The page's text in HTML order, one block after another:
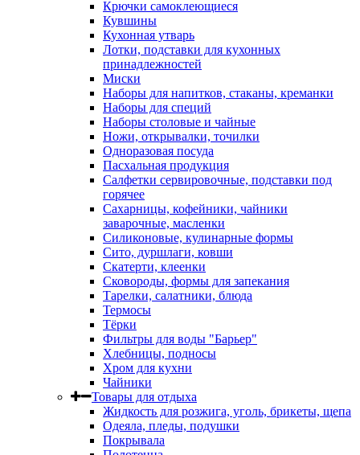
Крючки самоклеющиеся
Кувшины
Кухонная утварь
Лотки, подставки для кухонных
принадлежностей
Миски
Наборы для напитков, стаканы, креманки
Наборы для специй
Наборы столовые и чайные
Ножи, открывалки, точилки
Одноразовая посуда
Пасхальная продукция
Салфетки сервировочные, подставки под
горячее
Сахарницы, кофейники, чайники
заварочные, масленки
Силиконовые, кулинарные формы
Сито, дуршлаги, ковши
Скатерти, клеенки
Сковороды, формы для запекания
Тарелки, салатники, блюда
Термосы
Тёрки
Фильтры для воды "Барьер"
Хлебницы, подносы
Хром для кухни
Чайники
Товары для отдыха
Жидкость для розжига, уголь, брикеты, щепа
Одеяла, пледы, подушки
Покрывала